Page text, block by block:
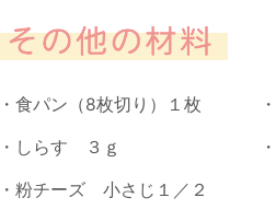
食パン（8枚切り）１枚
しらす ３ｇ
粉チーズ 小さじ１／２